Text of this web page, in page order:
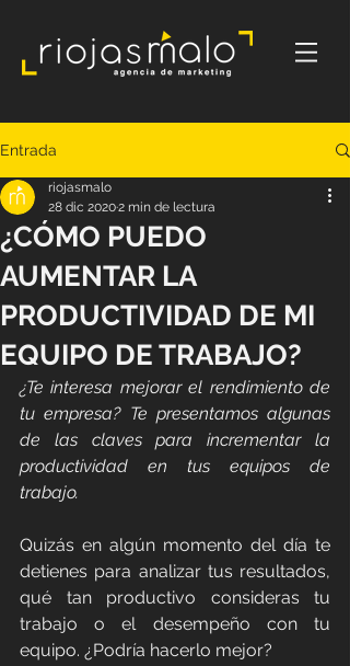
Entrada
¿CÓMO PUEDO
AUMENTAR LA
PRODUCTIVIDAD DE MI
EQUIPO DE TRABAJO?
riojasmalo
28 dic 20202 min de lectura
¿Te interesa mejorar el rendimiento de
tu empresa? Te presentamos algunas
de las claves para incrementar la
productividad en tus equipos de
trabajo.
Quizás en algún momento del día te
detienes para analizar tus resultados,
qué tan productivo consideras tu
trabajo o el desempeño con tu
equipo. ¿Podría hacerlo mejor?